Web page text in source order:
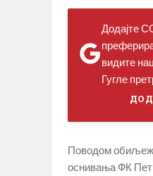
Додајте
видите
Гугле
Поводом
оснивања ФК